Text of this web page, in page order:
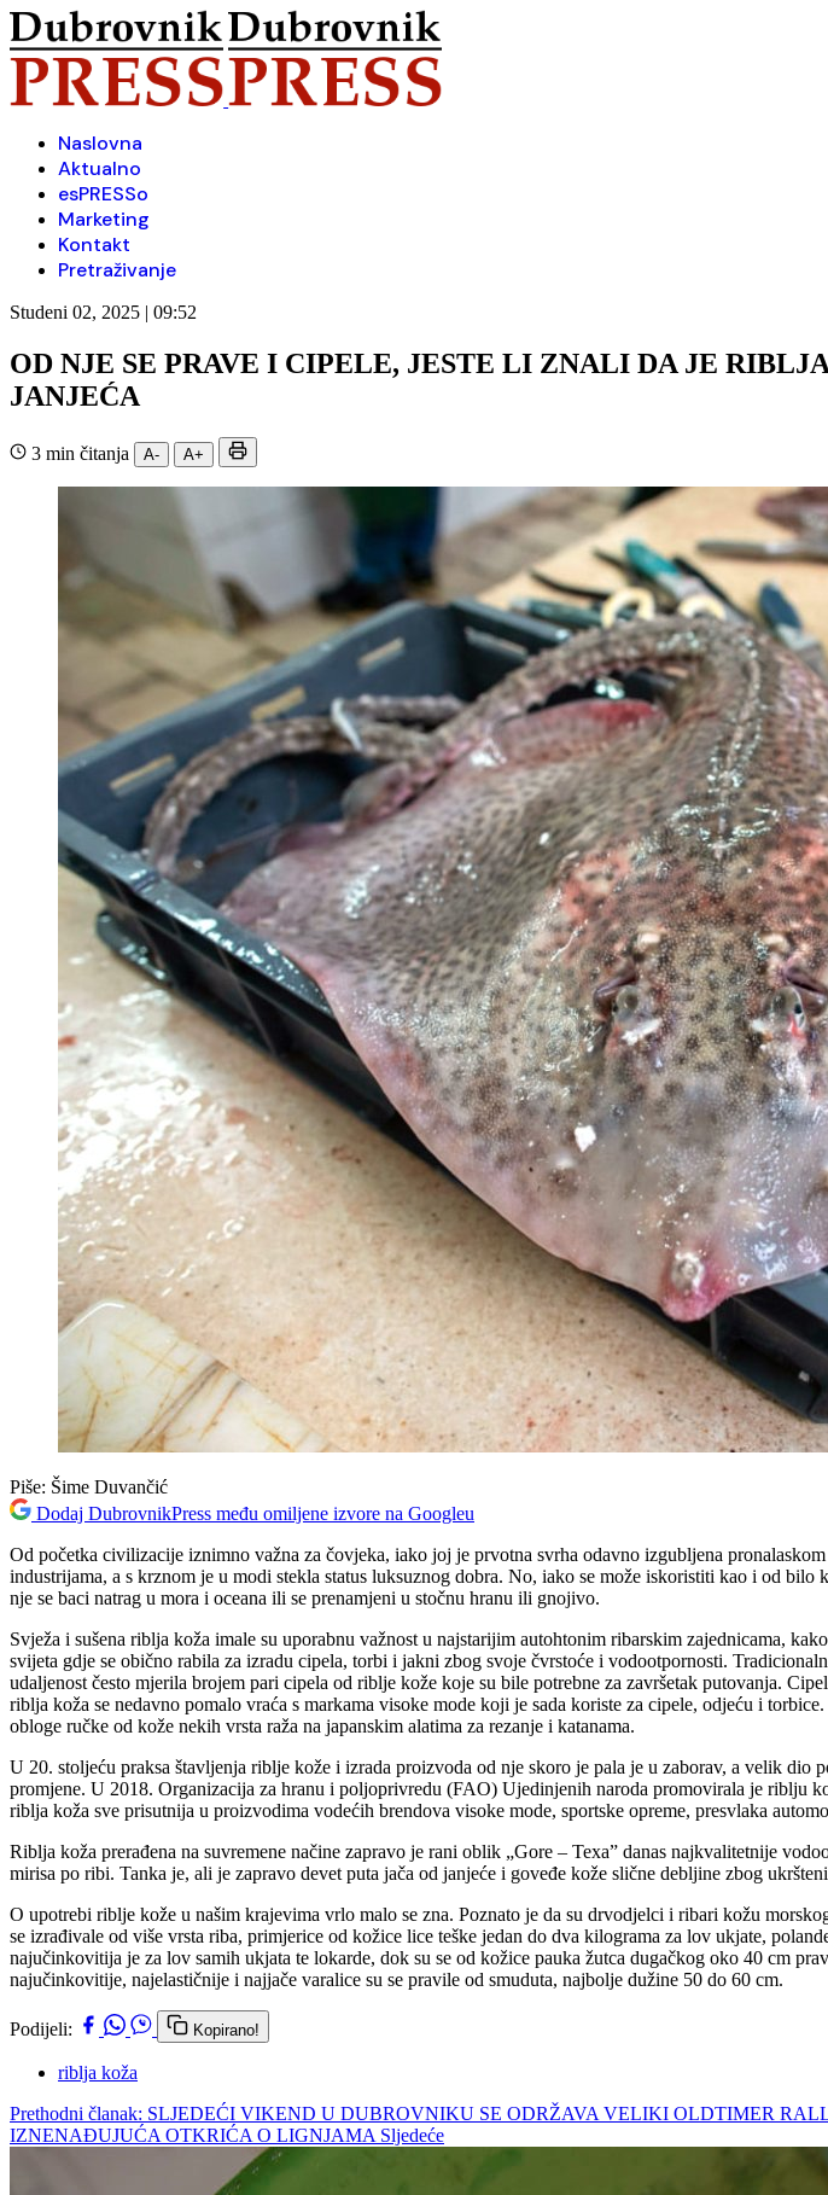
Naslovna
Aktualno
esPRESSo
Marketing
Kontakt
Pretraživanje
Studeni 02, 2025 | 09:52
OD NJE SE PRAVE I CIPELE, JESTE LI ZNALI DA JE
JANJEĆA
3 min čitanja A- A+
Piše: Šime Duvančić
Dodaj DubrovnikPress među omiljene izvore na Googleu
Od početka civilizacije iznimno važna za čovjeka, iako joj je prvotna svrha odavno izgubljena
industrijama, a s krznom je u modi stekla status luksuznog dobra. No, iako se može iskoristiti kao i od
nje se baci natrag u mora i oceana ili se prenamjeni u stočnu hranu ili gnojivo.
Svježa i sušena riblja koža imale su uporabnu važnost u najstarijim autohtonim ribarskim zajednicama,
svijeta gdje se obično rabila za izradu cipela, torbi i jakni zbog svoje čvrstoće i vodootpornosti.
udaljenost često mjerila brojem pari cipela od riblje kože koje su bile potrebne za završetak putovanja.
riblja koža se nedavno pomalo vraća s markama visoke mode koji je sada koriste za cipele, odjeću i
obloge ručke od kože nekih vrsta raža na japanskim alatima za rezanje i katanama.
U 20. stoljeću praksa štavljenja riblje kože i izrada proizvoda od nje skoro je pala je u zaborav, a velik
promjene. U 2018. Organizacija za hranu i poljoprivredu (FAO) Ujedinjenih naroda promovirala je riblju
riblja koža sve prisutnija u proizvodima vodećih brendova visoke mode, sportske opreme, presvlaka
Riblja koža prerađena na suvremene načine zapravo je rani oblik „Gore – Texa” danas najkvalitetnije
mirisa po ribi. Tanka je, ali je zapravo devet puta jača od janjeće i goveđe kože slične debljine zbog
O upotrebi riblje kože u našim krajevima vrlo malo se zna. Poznato je da su drvodjelci i ribari kožu
se izrađivale od više vrsta riba, primjerice od kožice lice teške jedan do dva kilograma za lov ukjate,
najučinkovitija je za lov samih ukjata te lokarde, dok su se od kožice pauka žutca dugačkog oko 40 cm
najučinkovitije, najelastičnije i najjače varalice su se pravile od smuduta, najbolje dužine 50 do 60 cm.
Podijeli: Kopirano!
riblja koža
Prethodni članak: SLJEDEĆI VIKEND U DUBROVNIKU SE ODRŽAVA VELIKI OLDTIMER
IZNENAĐUJUĆA OTKRIĆA O LIGNJAMA Sljedeće